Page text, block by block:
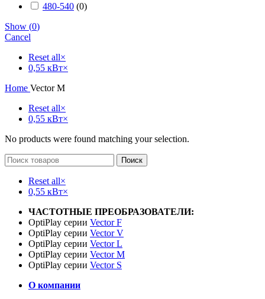
480-540 (0)
Show (0)
Cancel
Reset all×
0,55 кВт×
Home Vector M
Reset all×
0,55 кВт×
No products were found matching your selection.
Поиск
Reset all×
0,55 кВт×
ЧАСТОТНЫЕ ПРЕОБРАЗОВАТЕЛИ:
OptiPlay серии Vector F
OptiPlay серии Vector V
OptiPlay серии Vector L
OptiPlay серии Vector M
OptiPlay серии Vector S
О компании